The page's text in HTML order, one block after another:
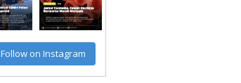
Follow on Instagram